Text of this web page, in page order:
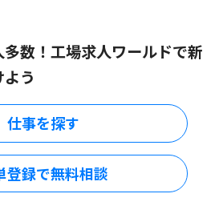
数！工場求人ワールドで新
う
仕事を探す
登録で無料相談